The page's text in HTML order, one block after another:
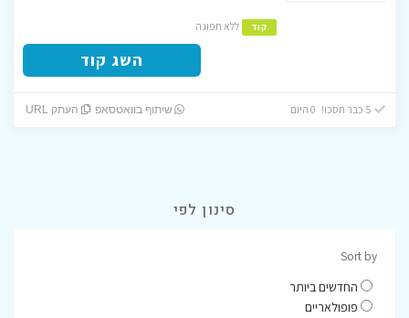
קוד ללא תפוגה
השג קוד
שיתוף בוואטסאפ העתק URL
סינון לפי
Sort by
החדשים ביותר
פופולאריים